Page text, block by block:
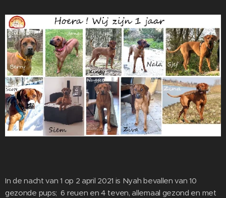
In de nacht van 1 op 2 april 2021 is Nyah bevallen van 10
gezonde pups; 6 reuen en 4 teven, allemaal gezond en met